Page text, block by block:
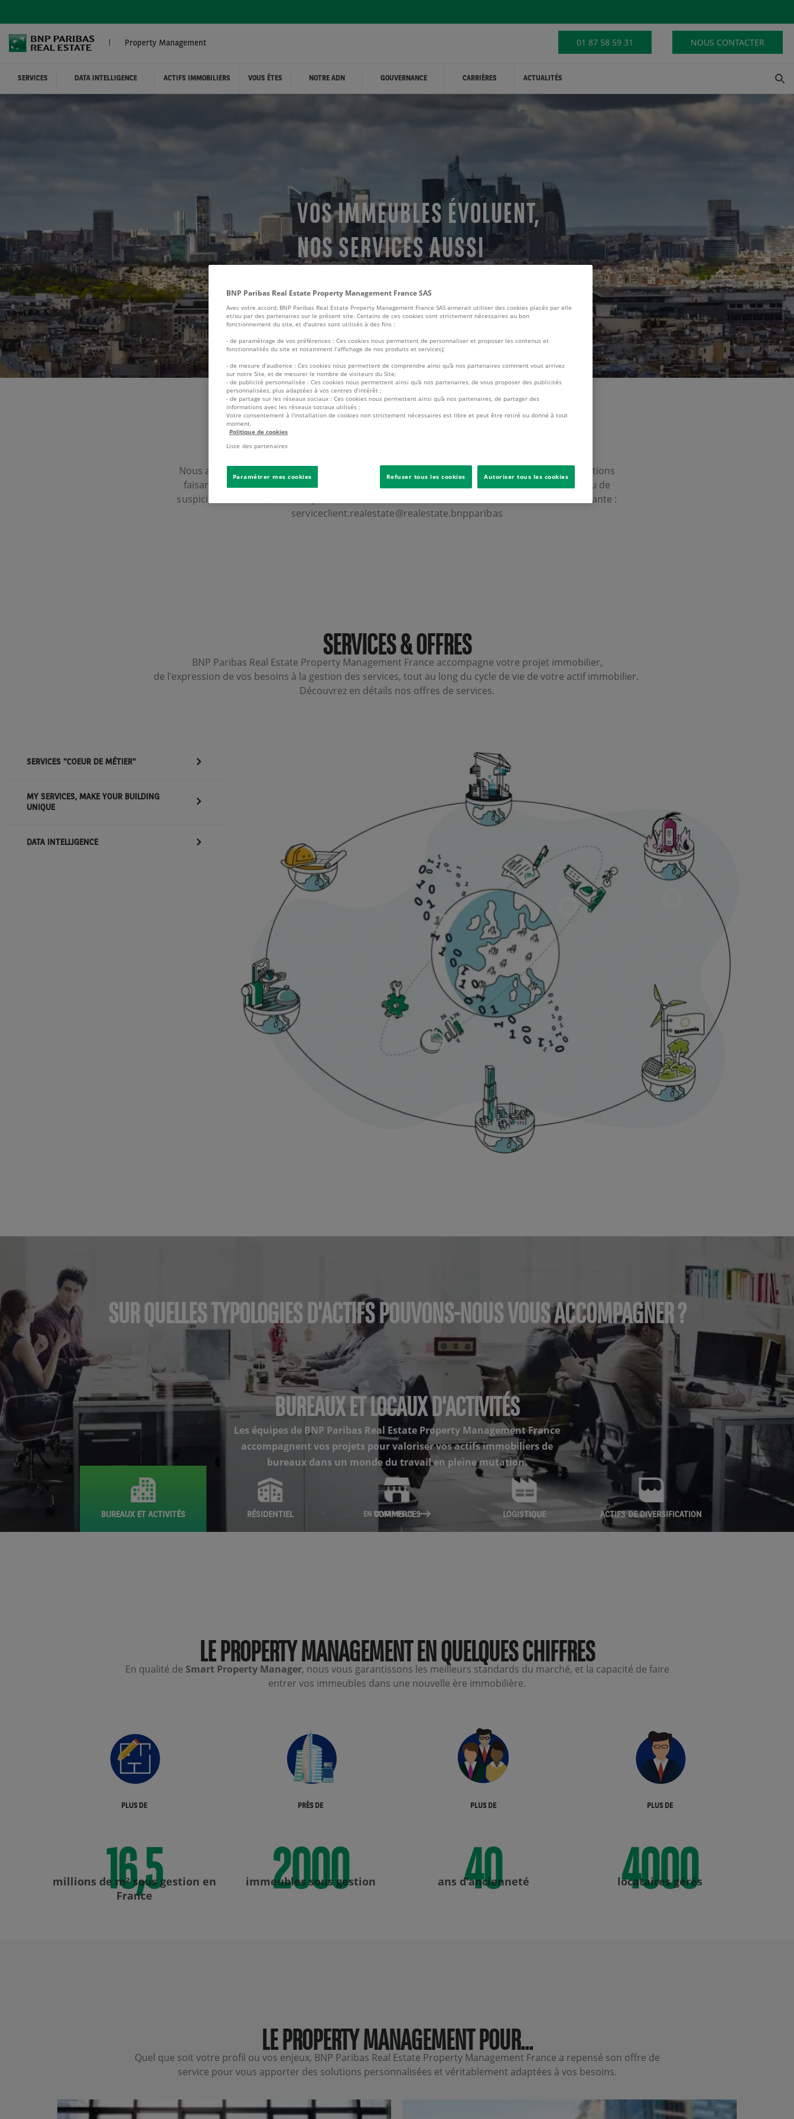
content
Property Management 01 87 58 59 31 NOUS CONTACTER
SERVICES DATA INTELLIGENCE ACTIFS IMMOBILIERS VOUS ÊTES NOTRE ADN GOUVERNANCE CARRIÈRES ACTUALITÉS
VOS IMMEUBLES ÉVOLUENT,
NOS SERVICES AUSSI
Nous avons eu connaissance de cas d’utilisations frauduleuses de documents et/ou informations
faisant référence à nos activités, nos collaborateurs ou notre entreprise. En cas de doute ou de
suspicion de fraude, n’hésitez pas à contacter notre Centre de Relation Client à l’adresse suivante :
serviceclient.realestate@realestate.bnpparibas
SERVICES & OFFRES
BNP Paribas Real Estate Property Management France accompagne votre projet immobilier,
de l'expression de vos besoins à la gestion des services, tout au long du cycle de vie de votre actif immobilier.
Découvrez en détails nos offres de services.
SERVICES "COEUR DE MÉTIER"
MY SERVICES, MAKE YOUR BUILDING
UNIQUE
DATA INTELLIGENCE
SUR QUELLES TYPOLOGIES D'ACTIFS POUVONS-NOUS VOUS ACCOMPAGNER ?
BUREAUX ET LOCAUX D'ACTIVITÉS
Les équipes de BNP Paribas Real Estate Property Management France
accompagnent vos projets pour valoriser vos actifs immobiliers de
bureaux dans un monde du travail en pleine mutation.
EN SAVOIR PLUS
BUREAUX ET ACTIVITÉS RÉSIDENTIEL COMMERCES LOGISTIQUE ACTIFS DE DIVERSIFICATION
LE PROPERTY MANAGEMENT EN QUELQUES CHIFFRES
En qualité de Smart Property Manager, nous vous garantissons les meilleurs standards du marché, et la capacité de faire
entrer vos immeubles dans une nouvelle ère immobilière.
PLUS DE
16,5
millions de m²sous gestion en
France
PRÈS DE
2000
immeubles sous gestion
PLUS DE
40
ans d'ancienneté
PLUS DE
4000
locataires gérés
LE PROPERTY MANAGEMENT POUR...
Quel que soit votre profil ou vos enjeux, BNP Paribas Real Estate Property Management France a repensé son offre de
service pour vous apporter des solutions personnalisées et véritablement adaptées à vos besoins.
BNP Paribas Real Estate Property Management France SAS
Avec votre accord, BNP Paribas Real Estate Property Management France SAS aimerait utiliser des cookies placés par elle
et/ou par des partenaires sur le présent site. Certains de ces cookies sont strictement nécessaires au bon
fonctionnement du site, et d'autres sont utilisés à des fins :
- de paramétrage de vos préférences : Ces cookies nous permettent de personnaliser et proposer les contenus et
fonctionnalités du site et notamment l’affichage de nos produits et services);
- de mesure d’audience : Ces cookies nous permettent de comprendre ainsi qu'à nos partenaires comment vous arrivez
sur notre Site, et de mesurer le nombre de visiteurs du Site;
- de publicité personnalisée : Ces cookies nous permettent ainsi qu'à nos partenaires, de vous proposer des publicités
personnalisées, plus adaptées à vos centres d’intérêt ;
- de partage sur les réseaux sociaux : Ces cookies nous permettent ainsi qu'à nos partenaires, de partager des
informations avec les réseaux sociaux utilisés ;
Votre consentement à l'installation de cookies non strictement nécessaires est libre et peut être retiré ou donné à tout
moment.
Politique de cookies
Liste des partenaires
Paramétrer mes cookies Refuser tous les cookies Autoriser tous les cookies